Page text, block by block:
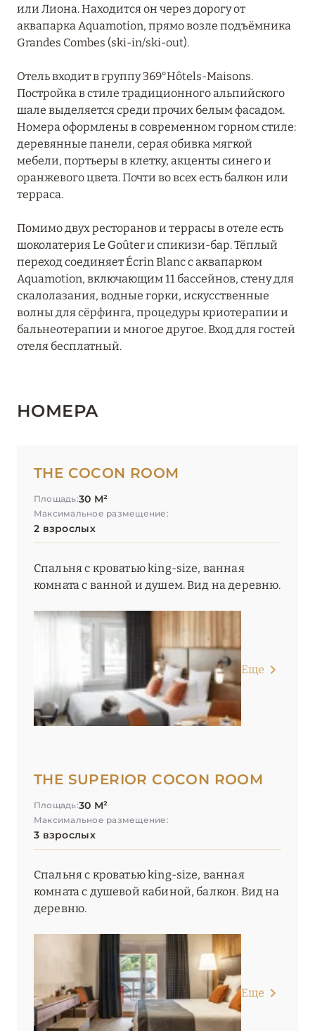
Écrin Blanc Courchevel
Experimental Chalet Val d’Isère
Four Seasons Hotel Megève
Grand Hôtel Soleil d'Or
Hôtel AlpenRuitor
Hôtel Annapurna Courchevel
Hôtel Barrière Les Neiges Courchevel
Hôtel de La Loze
Hôtel Koh-I Nor
Hôtel L'Arboisie
Hotel Le Kaila
Hôtel Taj-I Mah
Hôtel Village Montana
I.L.Y Hotels La Rosière
InterContinental Lyon – Hotel Dieu
Keystone Lodge by Alpine Resorts
Kopster Hotel Lyon Groupama Stadium
L'Apogée Courchevel
L’Alpaga Megève
La Chaudanne
La Sivolière
Le C Resort
Le Chabichou
Le Coucou Méribel
Le Fitz Roy
Le Grand Hôtel Courchevel 1850
Le K2 Chogori
Le K2 Djola
или Лиона. Находится он через дорогу от
аквапарка Aquamotion, прямо возле подъёмника
Grandes Combes (ski-in/ski-out).
Отель входит в группу 369°Hôtels-Maisons.
Постройка в стиле традиционного альпийского
шале выделяется среди прочих белым фасадом.
Номера оформлены в современном горном стиле:
деревянные панели, серая обивка мягкой
мебели, портьеры в клетку, акценты синего и
оранжевого цвета. Почти во всех есть балкон или
терраса.
Помимо двух ресторанов и террасы в отеле есть
шоколатерия Le Goûter и спикизи-бар. Тёплый
переход соединяет Écrin Blanc с аквапарком
Aquamotion, включающим 11 бассейнов, стену для
скалолазания, водные горки, искусственные
волны для сёрфинга, процедуры криотерапии и
бальнеотерапии и многое другое. Вход для гостей
отеля бесплатный.
НОМЕРА
THE COCON ROOM
Площадь:30 М²
Максимальное размещение:
2 взрослых
Спальня с кроватью king-size, ванная
комната с ванной и душем. Вид на деревню.
Еще
THE SUPERIOR COCON ROOM
Площадь:30 М²
Максимальное размещение:
3 взрослых
Спальня с кроватью king-size, ванная
комната с душевой кабиной, балкон. Вид на
деревню.
Еще